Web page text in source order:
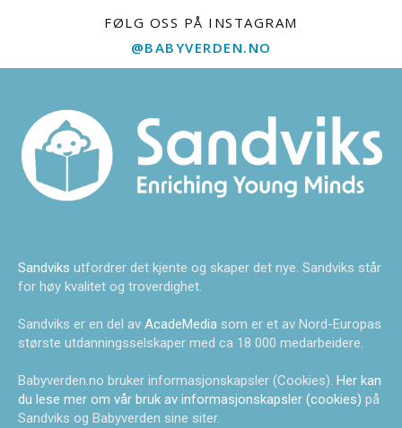
FØLG OSS PÅ INSTAGRAM
@BABYVERDEN.NO
Sandviks utfordrer det kjente og skaper det nye. Sandviks står
for høy kvalitet og troverdighet.
Sandviks er en del av AcadeMedia som er et av Nord-Europas
største utdanningsselskaper med ca 18 000 medarbeidere.
Babyverden.no bruker informasjonskapsler (Cookies). Her kan
du lese mer om vår bruk av informasjonskapsler (cookies) på
Sandviks og Babyverden sine siter.